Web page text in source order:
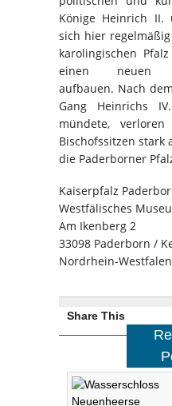
Könige Heinrich
sich hier
karolingischen
einen neuen
aufbauen. Nach
Gang Heinrichs
mündete,
Bischofssitzen stark
die Paderborner
Kaiserpfalz
Westfälisches
Am Ikenberg 2
33098 Paderborn /
Nordrhein-Westfalen
Share This